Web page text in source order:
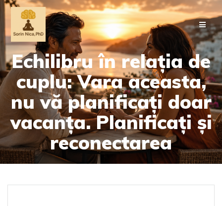
Skip
to
content
Echilibru în relația de
cuplu: Vara aceasta,
nu vă planificați doar
vacanța. Planificați și
reconectarea